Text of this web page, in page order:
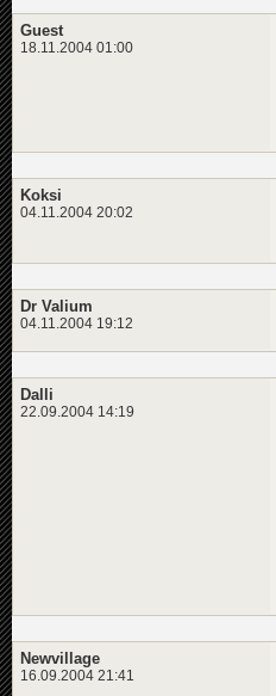
Guest
18.11.2004 01:00
Koksi
04.11.2004 20:02
Dr Valium
04.11.2004 19:12
Dalli
22.09.2004 14:19
Newvillage
16.09.2004 21:41